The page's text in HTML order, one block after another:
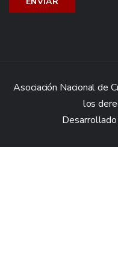
Asociación Nacional de
los